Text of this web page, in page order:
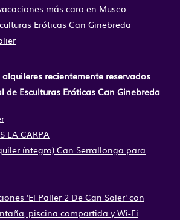
más caro en Museo
Eróticas Can Ginebreda
recientemente reservados
de Esculturas Eróticas Can Ginebreda
LA CARPA
íntegro) Can Serrallonga para
'El Paller 2 De Can Soler' con
piscina compartida y Wi-Fi